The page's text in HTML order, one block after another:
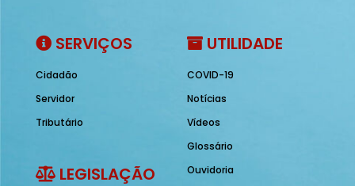
SERVIÇOS
Cidadão
Servidor
Tributário
LEGISLAÇÃO
UTILIDADE
COVID-19
Notícias
Vídeos
Glossário
Ouvidoria